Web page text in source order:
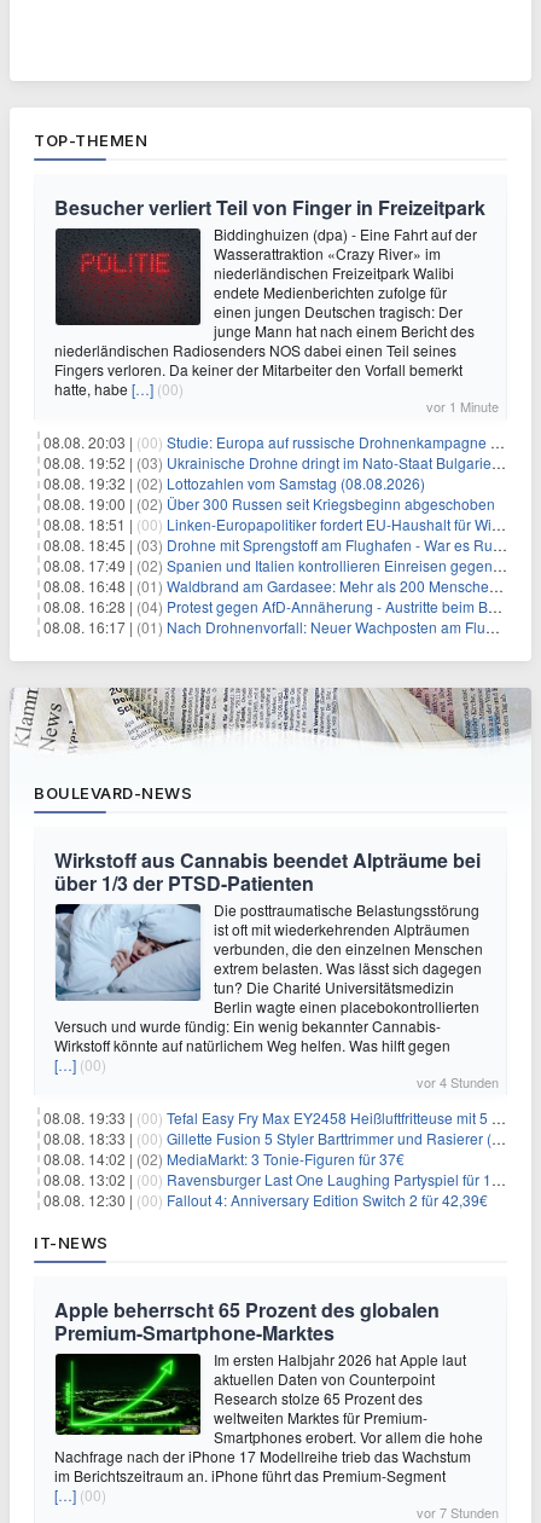
TOP-THEMEN
Besucher verliert Teil von Finger in Freizeitpark
Biddinghuizen (dpa) - Eine Fahrt auf der
Wasserattraktion «Crazy River» im
niederländischen Freizeitpark Walibi
endete Medienberichten zufolge für
einen jungen Deutschen tragisch: Der
junge Mann hat nach einem Bericht des
niederländischen Radiosenders NOS dabei einen Teil seines
Fingers verloren. Da keiner der Mitarbeiter den Vorfall bemerkt
hatte, habe […] (00)
vor 1 Minute
08.08. 20:03 | (00) Studie: Europa auf russische Drohnenkampagne unzureichend vorbereitet
08.08. 19:52 | (03) Ukrainische Drohne dringt im Nato-Staat Bulgarien ein
08.08. 19:32 | (02) Lottozahlen vom Samstag (08.08.2026)
08.08. 19:00 | (02) Über 300 Russen seit Kriegsbeginn abgeschoben
08.08. 18:51 | (00) Linken-Europapolitiker fordert EU-Haushalt für Wirtschaftsumbau
08.08. 18:45 | (03) Drohne mit Sprengstoff am Flughafen - War es Russland?
08.08. 17:49 | (02) Spanien und Italien kontrollieren Einreisen gegenseitig
08.08. 16:48 | (01) Waldbrand am Gardasee: Mehr als 200 Menschen evakuiert
08.08. 16:28 | (04) Protest gegen AfD-Annäherung - Austritte beim BSW Sachsen-Anhalt
08.08. 16:17 | (01) Nach Drohnenvorfall: Neuer Wachposten am Flughafen
BOULEVARD-NEWS
Wirkstoff aus Cannabis beendet Alpträume bei
über 1/3 der PTSD-Patienten
Die posttraumatische Belastungsstörung
ist oft mit wiederkehrenden Alpträumen
verbunden, die den einzelnen Menschen
extrem belasten. Was lässt sich dagegen
tun? Die Charité Universitätsmedizin
Berlin wagte einen placebokontrollierten
Versuch und wurde fündig: Ein wenig bekannter Cannabis-
Wirkstoff könnte auf natürlichem Weg helfen. Was hilft gegen
[…] (00)
vor 4 Stunden
08.08. 19:33 | (00) Tefal Easy Fry Max EY2458 Heißluftfritteuse mit 5 Litern für 64,99€
08.08. 18:33 | (00) Gillette Fusion 5 Styler Barttrimmer und Rasierer (All in One) für 16€
08.08. 14:02 | (02) MediaMarkt: 3 Tonie-Figuren für 37€
08.08. 13:02 | (00) Ravensburger Last One Laughing Partyspiel für 14,04€
08.08. 12:30 | (00) Fallout 4: Anniversary Edition Switch 2 für 42,39€
IT-NEWS
Apple beherrscht 65 Prozent des globalen
Premium-Smartphone-Marktes
Im ersten Halbjahr 2026 hat Apple laut
aktuellen Daten von Counterpoint
Research stolze 65 Prozent des
weltweiten Marktes für Premium-
Smartphones erobert. Vor allem die hohe
Nachfrage nach der iPhone 17 Modellreihe trieb das Wachstum
im Berichtszeitraum an. iPhone führt das Premium-Segment
[…] (00)
vor 7 Stunden